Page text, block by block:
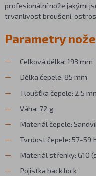
profesionální nože jakými
trvanlivost broušení,
Parametry
Celková délka: 193 mm
Délka čepele: 85 mm
Tloušťka čepele: 2,5
Váha: 72 g
Materiál čepele:
Tvrdost čepele: 57-59
Materiál střenky: G10
Pojistka back lock